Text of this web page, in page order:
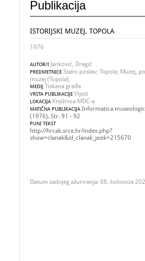
Publikacija
ISTORIJSKI MUZEJ, TOPOLA
1976
AUTOR/I Janković, Dragić
PREDMETNICE Stalni postav; Topola; Muzej,
muzej (Topola),
MEDIJ Tiskana građa
VRSTA PUBLIKACIJE Vijest
LOKACIJA Knjižnica MDC-a
MATIČNA PUBLIKACIJA Informatica
(1976). Str. 91 - 92
PUNI TEKST
http://hrcak.srce.hr/index.php?
show=clanak&id_clanak_jezik=215670
Datum zadnjeg ažuriranja: 08. kolovoza